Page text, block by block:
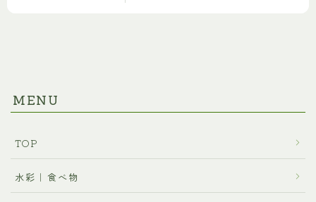
MENU
TOP
水彩｜食べ物